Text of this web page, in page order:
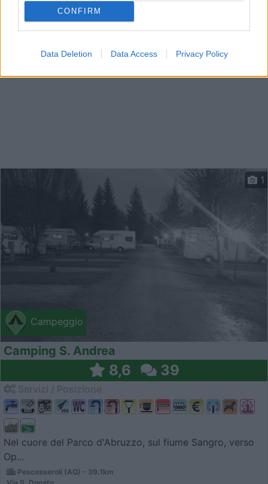
CONFIRM
Data Deletion Data Access Privacy Policy
Campeggio
1
Camping S. Andrea
8,6 39
Nel cuore del Parco d'Abruzzo, sul fiume Sangro, verso
Op...
Pescasseroli (AQ) - 39.1km